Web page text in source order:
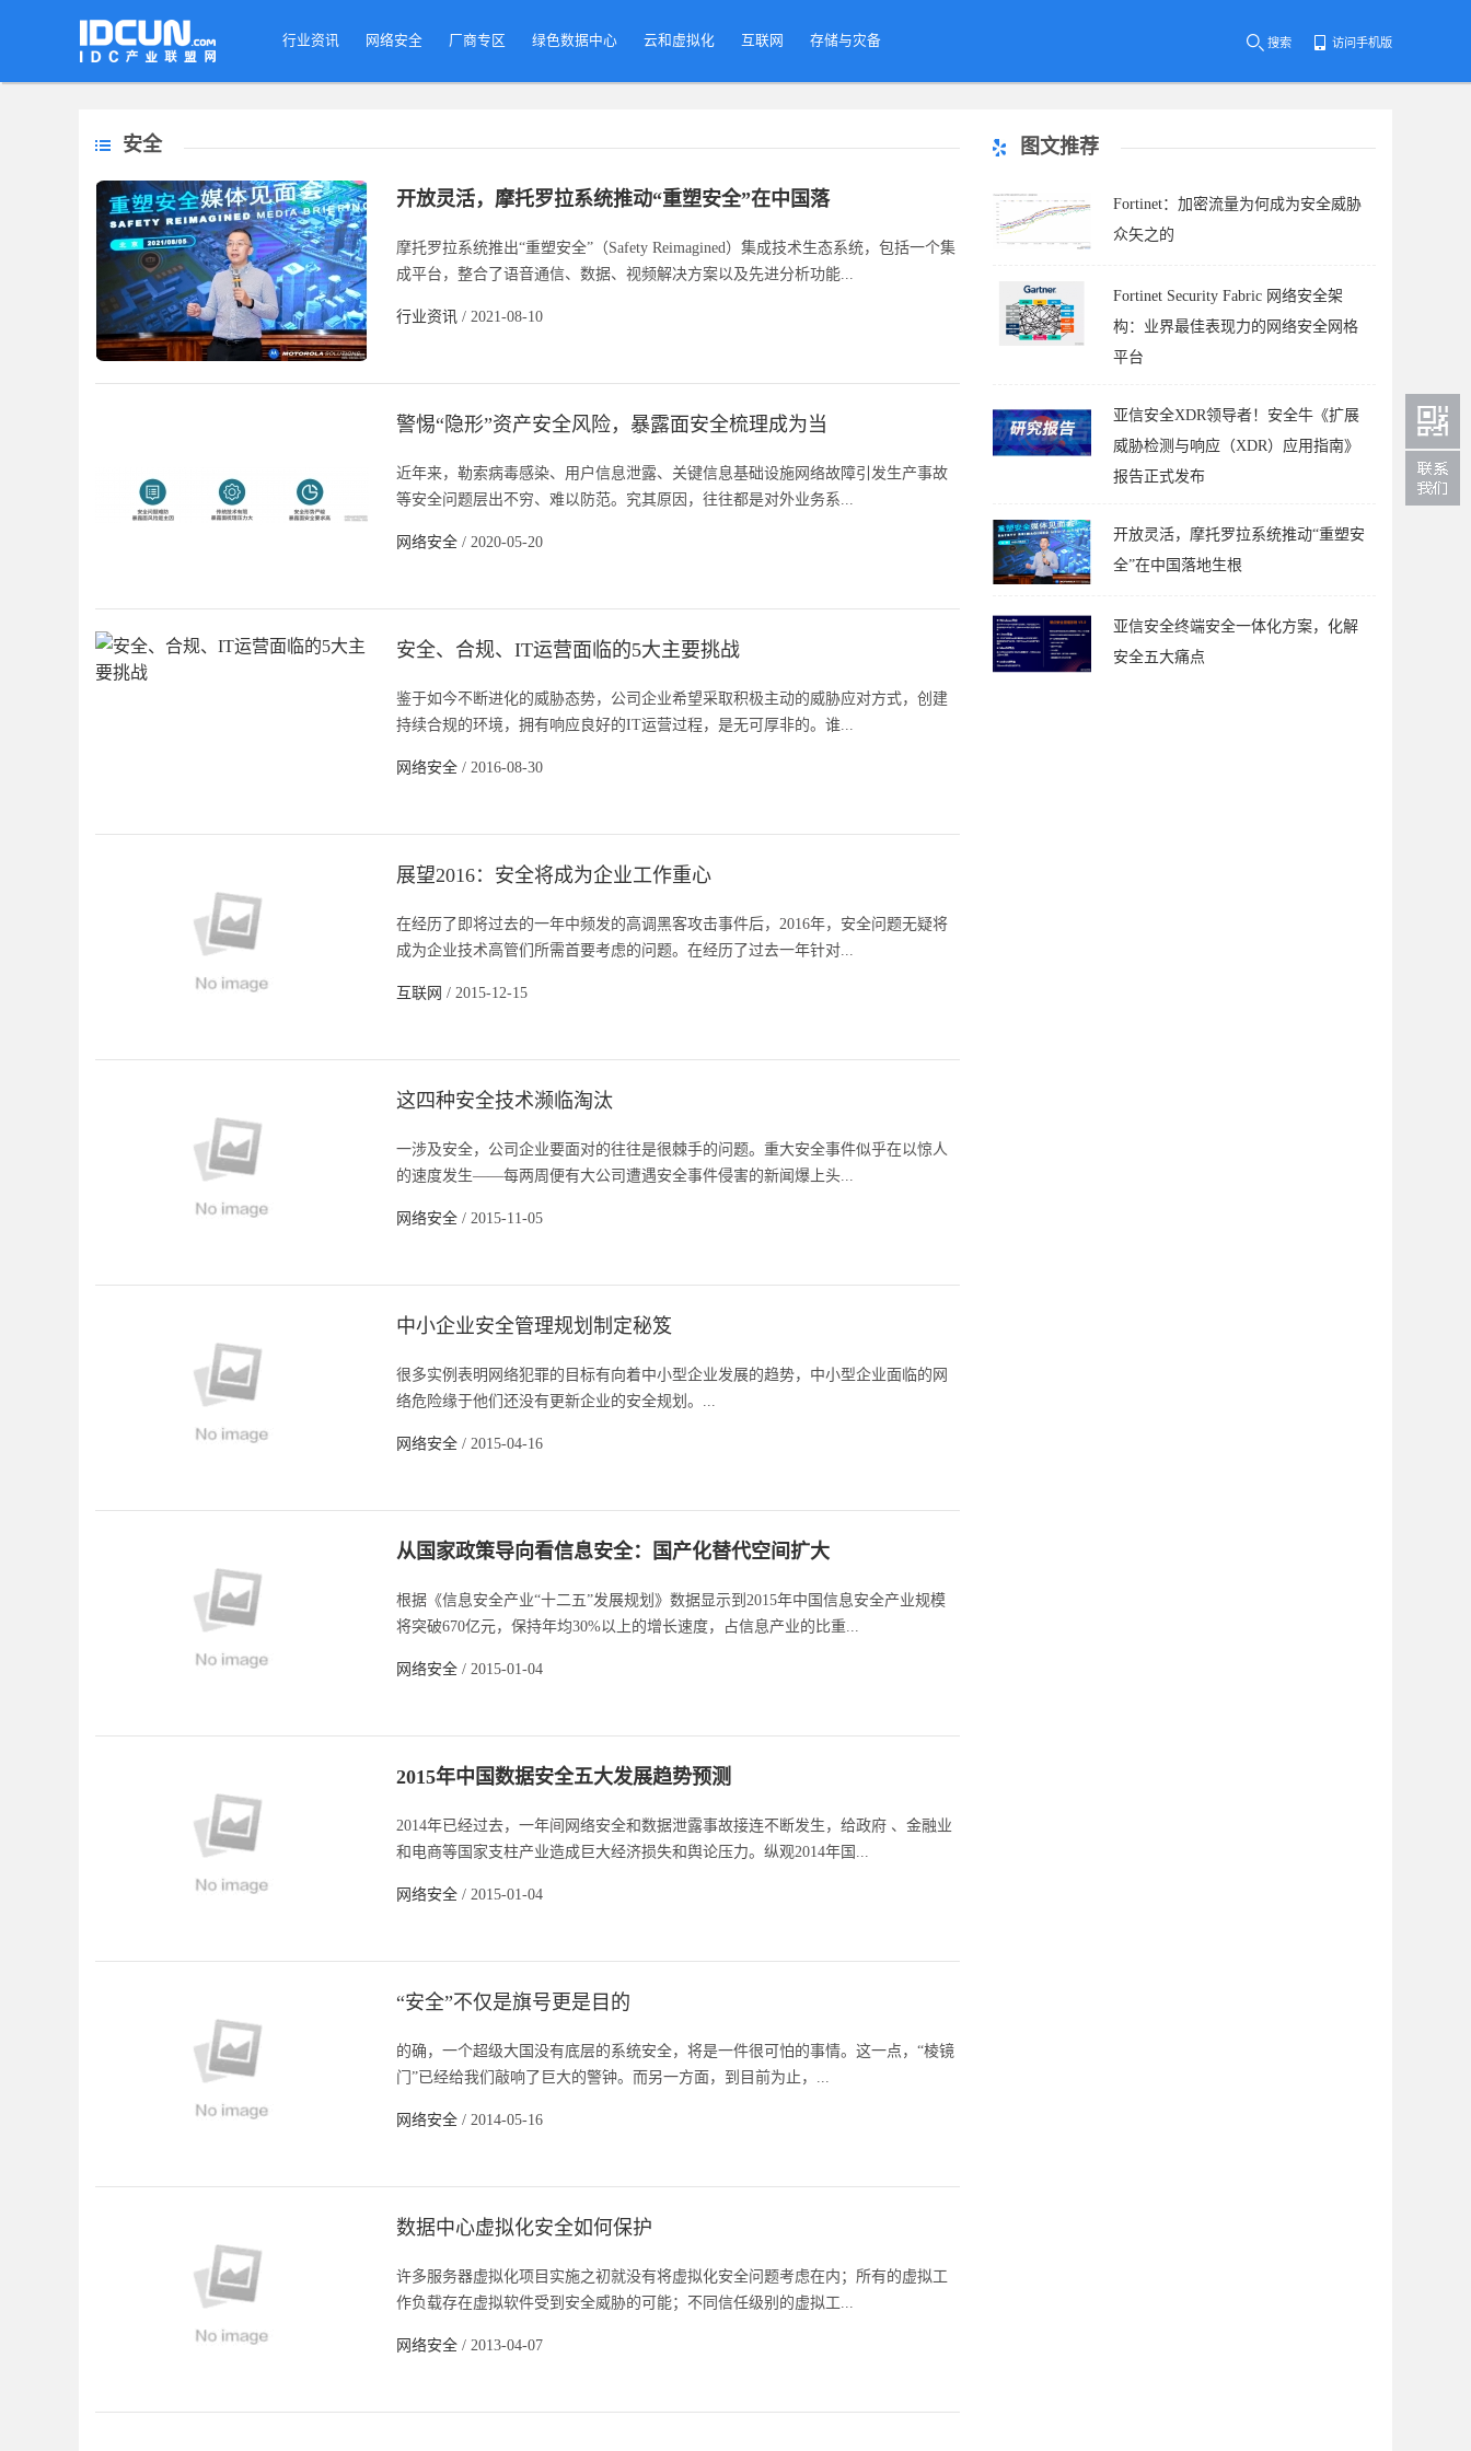
行业资讯 网络安全 厂商专区 绿色数据中心 云和虚拟化 互联网 存储与灾备 访问手机版
搜索
安全
开放灵活，摩托罗拉系统推动“重塑安全”在中国落
摩托罗拉系统推出“重塑安全”（Safety Reimagined）集成技术生态系统，包括一个集
成平台，整合了语音通信、数据、视频解决方案以及先进分析功能...
行业资讯 / 2021-08-10
警惕“隐形”资产安全风险，暴露面安全梳理成为当
近年来，勒索病毒感染、用户信息泄露、关键信息基础设施网络故障引发生产事故
等安全问题层出不穷、难以防范。究其原因，往往都是对外业务系...
网络安全 / 2020-05-20
安全、合规、IT运营面临的5大主要挑战
鉴于如今不断进化的威胁态势，公司企业希望采取积极主动的威胁应对方式，创建
持续合规的环境，拥有响应良好的IT运营过程，是无可厚非的。谁...
网络安全 / 2016-08-30
展望2016：安全将成为企业工作重心
在经历了即将过去的一年中频发的高调黑客攻击事件后，2016年，安全问题无疑将
成为企业技术高管们所需首要考虑的问题。在经历了过去一年针对...
互联网 / 2015-12-15
这四种安全技术濒临淘汰
一涉及安全，公司企业要面对的往往是很棘手的问题。重大安全事件似乎在以惊人
的速度发生——每两周便有大公司遭遇安全事件侵害的新闻爆上头...
网络安全 / 2015-11-05
中小企业安全管理规划制定秘笈
很多实例表明网络犯罪的目标有向着中小型企业发展的趋势，中小型企业面临的网
络危险缘于他们还没有更新企业的安全规划。...
网络安全 / 2015-04-16
从国家政策导向看信息安全：国产化替代空间扩大
根据《信息安全产业“十二五”发展规划》数据显示到2015年中国信息安全产业规模
将突破670亿元，保持年均30%以上的增长速度，占信息产业的比重...
网络安全 / 2015-01-04
2015年中国数据安全五大发展趋势预测
2014年已经过去，一年间网络安全和数据泄露事故接连不断发生，给政府 、金融业
和电商等国家支柱产业造成巨大经济损失和舆论压力。纵观2014年国...
网络安全 / 2015-01-04
“安全”不仅是旗号更是目的
的确，一个超级大国没有底层的系统安全，将是一件很可怕的事情。这一点，“棱镜
门”已经给我们敲响了巨大的警钟。而另一方面，到目前为止，...
网络安全 / 2014-05-16
数据中心虚拟化安全如何保护
许多服务器虚拟化项目实施之初就没有将虚拟化安全问题考虑在内；所有的虚拟工
作负载存在虚拟软件受到安全威胁的可能；不同信任级别的虚拟工...
网络安全 / 2013-04-07
图文推荐
Fortinet：加密流量为何成为安全威胁
众矢之的
Fortinet Security Fabric 网络安全架
构：业界最佳表现力的网络安全网格
平台
亚信安全XDR领导者！安全牛《扩展
威胁检测与响应（XDR）应用指南》
报告正式发布
开放灵活，摩托罗拉系统推动“重塑安
全”在中国落地生根
亚信安全终端安全一体化方案，化解
安全五大痛点